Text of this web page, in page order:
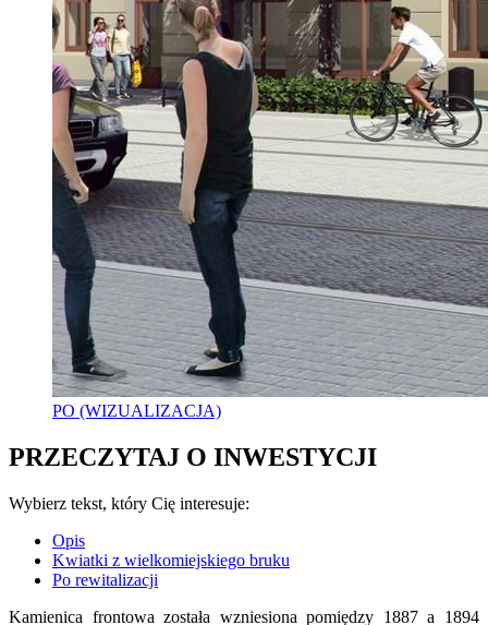
PO (WIZUALIZACJA)
PRZECZYTAJ O INWESTYCJI
Wybierz tekst, który Cię interesuje:
Opis
Kwiatki z wielkomiejskiego bruku
Po rewitalizacji
Kamienica frontowa została wzniesiona pomiędzy 1887 a 1894